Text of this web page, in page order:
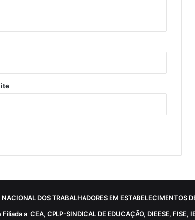
DOS TRABALHADORES EM ESTABELECIMENTOS
a: CEA, CPLP-SINDICAL DE EDUCAÇÃO, DIEESE, FISE, IE